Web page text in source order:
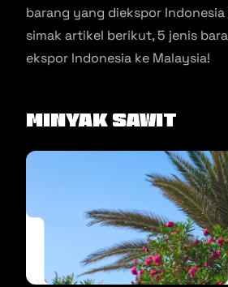
barang yang diekspor Indonesia
simak artikel berikut, 5 jenis
ekspor Indonesia ke Malaysia!
Minyak Sawit